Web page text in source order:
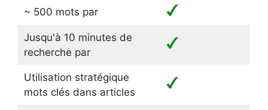
~ 500 mots par
Jusqu'à 10 minutes de
recherche par
Utilisation stratégique
mots clés dans articles